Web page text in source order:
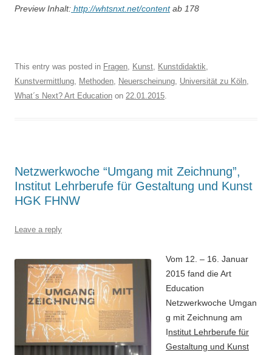
Preview Inhalt: http://whtsnxt.net/contentab 178
This entry was posted in Fragen Kunst Kunstdidaktik
Kunstvermittlung
Methoden Neuerscheinung Universität zu Köln
What´s Next? Art Education on 22.01.2015
Netzwerkwoche “Umgang mit Zeichnung”,
Institut Lehrberufe für Gestaltung und Kunst
HGK FHNW
Leave a reply
Vom 12. – 16. Januar
2015 fand die Art
Education
Netzwerkwoche Umgan
g mit Zeichnung am
Institut Lehrberufe für
Gestaltung und Kunst